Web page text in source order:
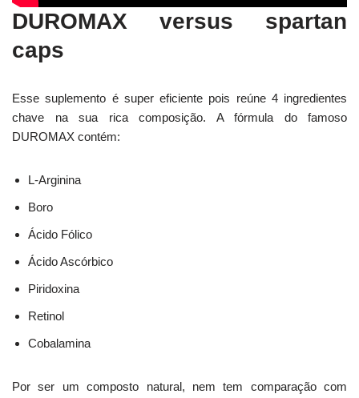
DUROMAX versus spartan
caps
Esse suplemento é super eficiente pois reúne 4 ingredientes
chave na sua rica composição. A fórmula do famoso
DUROMAX contém:
L-Arginina
Boro
Ácido Fólico
Ácido Ascórbico
Piridoxina
Retinol
Cobalamina
Por ser um composto natural, nem tem comparação com